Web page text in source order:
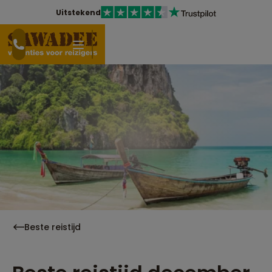
Uitstekend
Beste reistijd